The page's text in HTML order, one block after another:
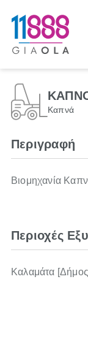
Καπνά
Περιγραφή
Βιομηχανία
Περιοχές
Καλαμάτα